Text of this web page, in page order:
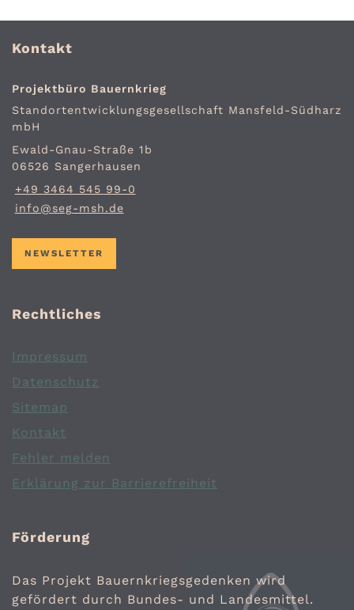
Kontakt
Projektbüro Bauernkrieg
Standort­entwicklungs­gesellschaft Mansfeld-Südharz
mbH
Ewald-Gnau-Straße 1b
06526 Sangerhausen
+49 3464 545 99-0
info@seg-msh.de
NEWSLETTER
Rechtliches
Impressum
Datenschutz
Sitemap
Kontakt
Fehler melden
Erklärung zur Barrierefreiheit
Förderung
Das Projekt Bauernkriegsgedenken wird
gefördert durch Bundes- und Landesmittel.